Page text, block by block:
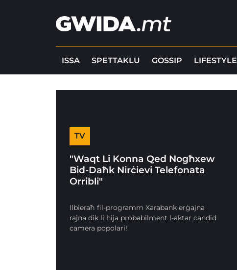
ISSA SPETTAKLU GOSSIP LIFESTYLE
TV
"Waqt Li Konna Qed Nogħxew
Bid-Daħk Nirċievi Telefonata
Orribli"
Ilbieraħ fil-programm Xarabank erġajna
rajna dik li hija probabilment l-aktar candid
camera popolari!